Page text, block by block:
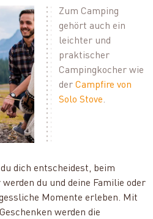
Zum Camping
gehört auch ein
leichter und
praktischer
Campingkocher wie
derCampfire von
Solo Stove.
dich entscheidest, beim
du und deine Familie oder
Momente erleben. Mit
werden die